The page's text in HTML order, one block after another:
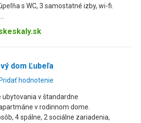
s WC, 3 samostatné izby, wi-fi.
dom Ľubeľa
Pridať hodnotenie
ubytovania v štandardne
v rodinnom dome.
4 spálne, 2 sociálne zariadenia,